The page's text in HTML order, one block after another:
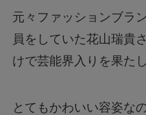
元々ファッションブラ
員をしていた花山瑞貴
けで芸能界入りを果た
とてもかわいい容姿な